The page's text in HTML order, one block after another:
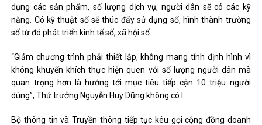
dụng các sản phẩm, số lượng dịch vụ, người dân sẽ có các kỹ
năng. Có kỹ thuật số sẽ thúc đẩy sử dụng số, hình thành trường
số từ đó phát triển kinh tế số, xã hội số.
“Giảm chương trình phải thiết lập, không mang tính định hình vì
không khuyến khích thực hiện quen với số lượng người dân mà
quan trọng hơn là hướng tới mục tiêu tiếp cận 10 triệu người
dùng”, Thứ trưởng Nguyễn Huy Dũng không có I.
Bộ thông tin và Truyền thông tiếp tục kêu gọi cộng đồng doanh